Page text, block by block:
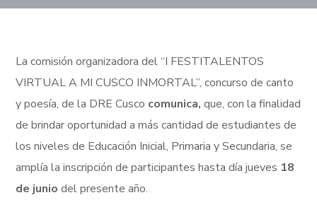
La comisión organizadora del “I FESTITALENTOS
VIRTUAL A MI CUSCO INMORTAL”, concurso de canto
y poesía, de la DRE Cusco comunica, que, con la finalidad
de brindar oportunidad a más cantidad de estudiantes de
los niveles de Educación Inicial, Primaria y Secundaria, se
amplía la inscripción de participantes hasta día jueves 18
de junio del presente año.